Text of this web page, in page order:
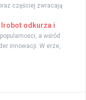
częściej zwracają
Irobot odkurza i
a wśród
innowacji. W erze,